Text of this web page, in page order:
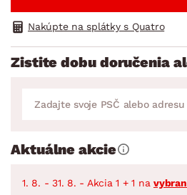
Nakúpte na splátky s Quatro
Zistite dobu doručenia
Aktuálne akcie
1. 8. - 31. 8. - Akcia 1 + 1 na